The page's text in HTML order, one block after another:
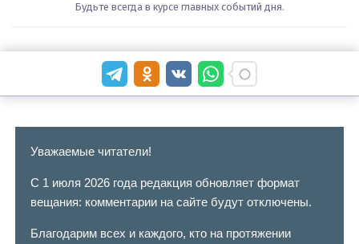
Будьте всегда в курсе главных событий дня.
Уважаемые читатели!
С 1 июля 2026 года редакция обновляет формат
вещания: комментарии на сайте будут отключены.
Благодарим всех и каждого, кто на протяжении